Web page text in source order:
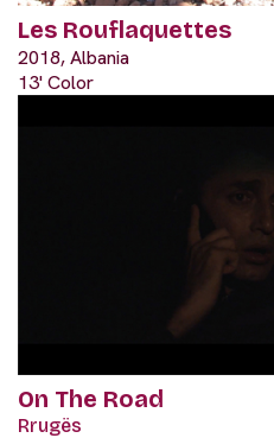
Les Rouflaquettes
2018, Albania
13' Color
On The Road
Rrugës